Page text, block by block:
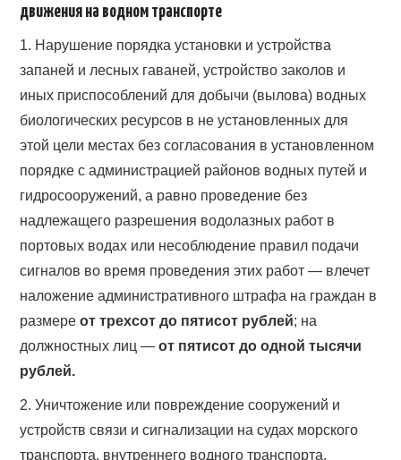
движения на водном транспорте
1. Нарушение порядка установки и устройства
запаней и лесных гаваней, устройство заколов и
иных приспособлений для добычи (вылова) водных
биологических ресурсов в не установленных для
этой цели местах без согласования в установленном
порядке с администрацией районов водных путей и
гидросооружений, а равно проведение без
надлежащего разрешения водолазных работ в
портовых водах или несоблюдение правил подачи
сигналов во время проведения этих работ — влечет
наложение административного штрафа на граждан в
размереот трехсот до пятисот рублей; на
должностных лиц —от пятисот до одной тысячи
рублей.
2. Уничтожение или повреждение сооружений и
устройств связи и сигнализации на судах морского
транспорта, внутреннего водного транспорта,